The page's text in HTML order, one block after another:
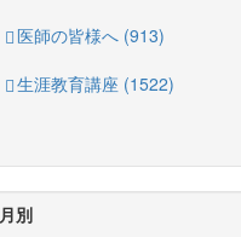
医師の皆様へ (913)
生涯教育講座 (1522)
月別